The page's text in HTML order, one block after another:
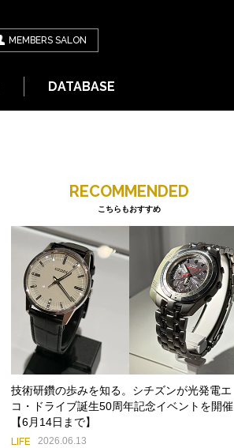
MEMBERS SALON
DATABASE
RECOMMENDED
こちらもおすすめ
技術研鑽の歩みを知る。シチズンが光発電エ
コ・ドライブ誕生50周年記念イベントを開催
【6月14日まで】
LIFE 2026.06.13